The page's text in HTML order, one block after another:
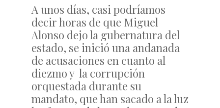
A unos días, casi podríamos
decir horas de que Miguel
Alonso dejo la gubernatura del
estado, se inició una andanada
de acusaciones en cuanto al
diezmo y la corrupción
orquestada durante su
mandato, que han sacado a la luz